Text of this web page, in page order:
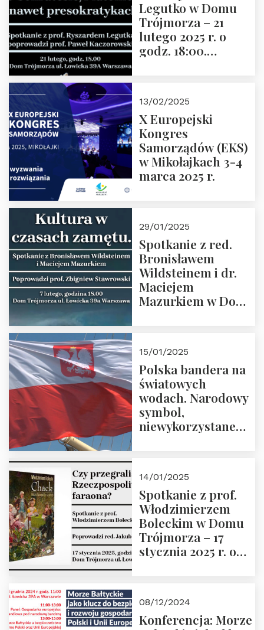
Legutko w Domu
Trójmorza – 21
lutego 2025 r. o
godz. 18:00.
Zapraszamy
13/02/2025
X Europejski
Kongres
Samorządów (EKS)
w Mikołajkach 3-4
marca 2025 r.
29/01/2025
Spotkanie z red.
Bronisławem
Wildsteinem i dr.
Maciejem
Mazurkiem w Domu
Prowadzi prof.
Zbigniew
Stawrowski
15/01/2025
Polska bandera na
światowych
wodach. Narodowy
symbol,
niewykorzystane
14/01/2025
Spotkanie z prof.
Włodzimierzem
Boleckim w Domu
Trójmorza – 17
stycznia 2025 r. o
08/12/2024
Konferencja: Morze